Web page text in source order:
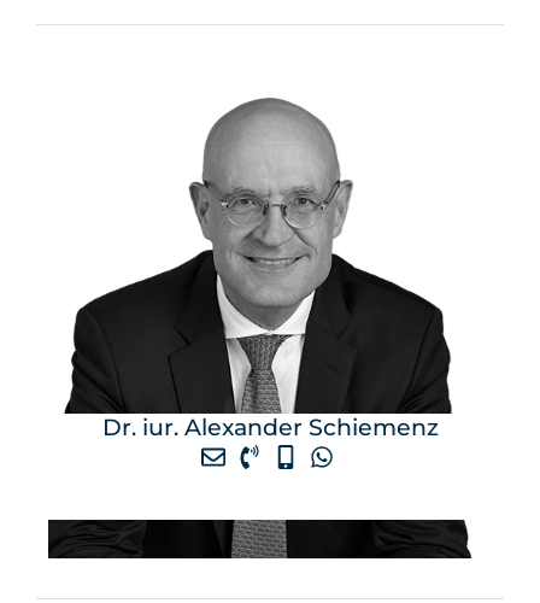
Dr. iur. Alexander Schiemenz